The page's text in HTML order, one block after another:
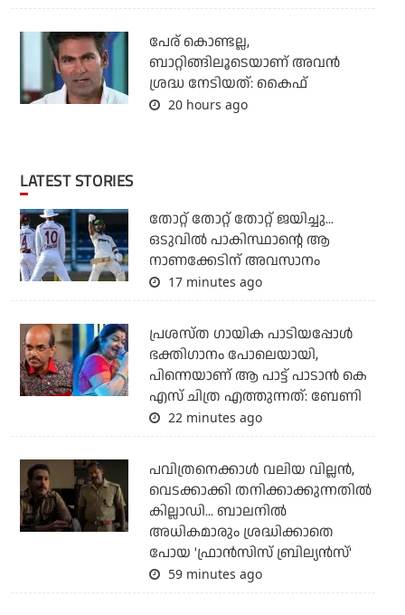
പേര് കൊണ്ടല്ല,
ബാറ്റിങ്ങിലൂടെയാണ് അവൻ
ശ്രദ്ധ നേടിയത്: കൈഫ്
20 hours ago
LATEST STORIES
തോറ്റ് തോറ്റ് തോറ്റ് ജയിച്ചു...
ഒടുവില്‍ പാകിസ്ഥാന്റെ ആ
നാണക്കേടിന് അവസാനം
17 minutes ago
പ്രശസ്ത ഗായിക പാടിയപ്പോൾ
ഭക്തിഗാനം പോലെയായി,
പിന്നെയാണ് ആ പാട്ട് പാടാൻ കെ
എസ് ചിത്ര എത്തുന്നത്: ബേണി
22 minutes ago
പവിത്രനെക്കാള്‍ വലിയ വില്ലന്‍,
വെടക്കാക്കി തനിക്കാക്കുന്നതില്‍
കില്ലാഡി... ബാലനില്‍
അധികമാരും ശ്രദ്ധിക്കാതെ
പോയ 'ഫ്രാന്‍സിസ് ബ്രില്യന്‍സ്'
59 minutes ago